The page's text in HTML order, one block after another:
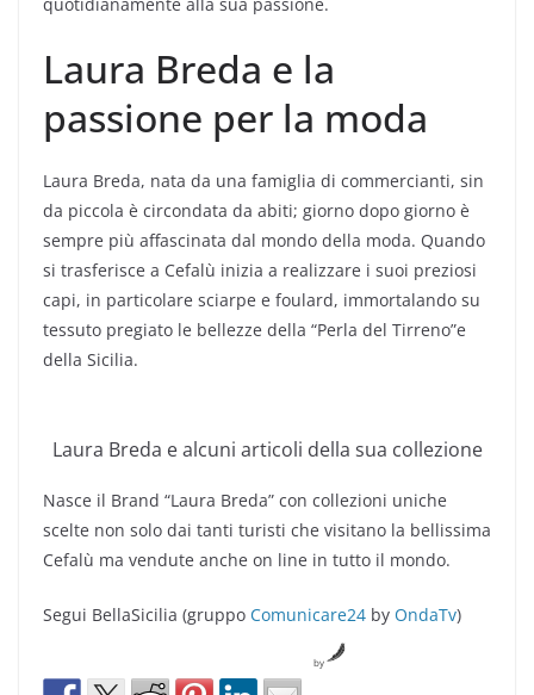
Laura Breda e la
passione per la moda
Laura Breda, nata da una famiglia di commercianti, sin
da piccola è circondata da abiti; giorno dopo giorno è
sempre più affascinata dal mondo della moda. Quando
si trasferisce a Cefalù inizia a realizzare i suoi preziosi
capi, in particolare sciarpe e foulard, immortalando su
tessuto pregiato le bellezze della “Perla del Tirreno”e
della Sicilia.
Laura Breda e alcuni articoli della sua collezione
Nasce il Brand “Laura Breda” con collezioni uniche
scelte non solo dai tanti turisti che visitano la bellissima
Cefalù ma vendute anche on line in tutto il mondo.
Segui BellaSicilia (gruppo Comunicare24 by OndaTv)
by